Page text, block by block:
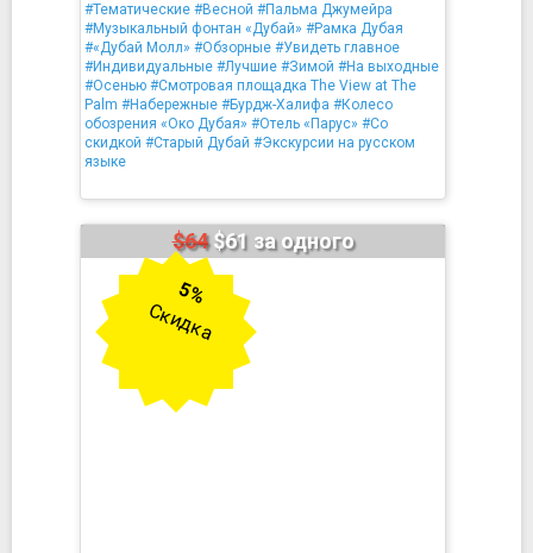
#Тематические #Весной #Пальма Джумейра
#Музыкальный фонтан «Дубай» #Рамка Дубая
#«Дубай Молл» #Обзорные #Увидеть главное
#Индивидуальные #Лучшие #Зимой #На выходные
#Осенью #Смотровая площадка The View at The
Palm #Набережные #Бурдж-Халифа #Колесо
обозрения «Око Дубая» #Отель «Парус» #Со
скидкой #Старый Дубай #Экскурсии на русском
языке
$64$61 за одного
5%
Скидка